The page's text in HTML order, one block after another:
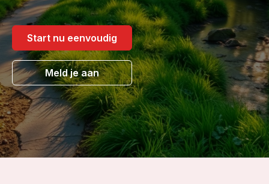
Start nu eenvoudig
Meld je aan